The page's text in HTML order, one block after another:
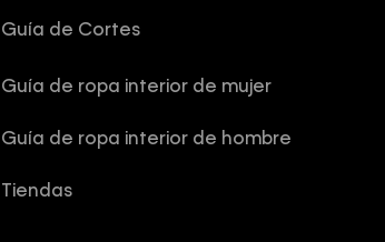
Guía de Cortes
Guía de ropa interior de mujer
Guía de ropa interior de hombre
Tiendas